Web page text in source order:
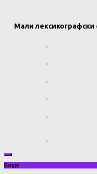
Мали лексикографски
Више